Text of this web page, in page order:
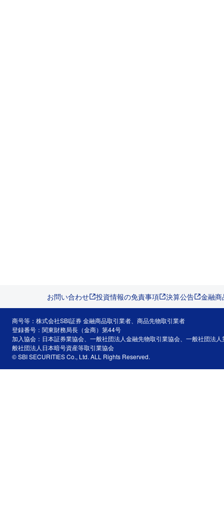
お問い合わせ 投資情報の免責事項 決算公告 金融
商号等：株式会社SBI証券 金融商品取引業者、商品先物取引業者
登録番号：関東財務局長（金商）第44号
加入協会：日本証券業協会、一般社団法人金融先物取引業協会、一般社団法
般社団法人日本暗号資産等取引業協会
© SBI SECURITIES Co., Ltd. ALL Rights Reserved.